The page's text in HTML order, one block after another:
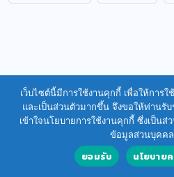
เว็บไซต์นี้มีการใช้งานคุกกี้ เพื่อให้การใ
และเป็นส่วนตัวมากขึ้น จึงขอให้ท่านรั
เข้าใจนโยบายการใช้งานคุกกี้ ซึ่งเป็น
ข้อมูลส่วนบุคค
ยอมรับ นโยบาย